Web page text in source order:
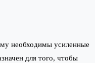
необходимы усиленные
для того, чтобы